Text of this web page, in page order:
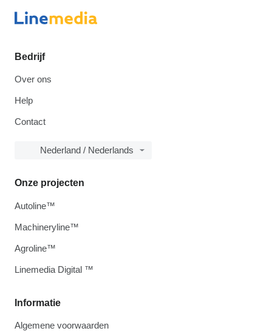
Bedrijf
Over ons
Help
Contact
Nederland / Nederlands
Informatie
Algemene voorwaarden
Onze projecten
Autoline™
Machineryline™
Agroline™
Linemedia Digital ™